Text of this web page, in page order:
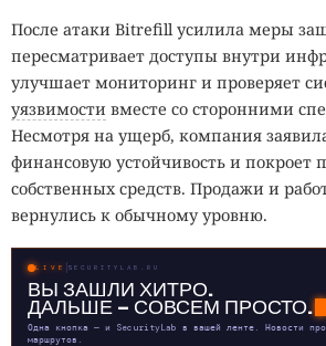
После атаки Bitrefill усилила меры
пересматривает доступы внутри
улучшает мониторинг и проверяет
уязвимости вместе со сторонними
Несмотря на ущерб, компания
финансовую устойчивость и покроет
собственных средств. Продажи и
вернулись к обычному уровню.
LIVE SECURITYLAB.RU
ВЫ ЗАШЛИ ХИТРО.
ДАЛЬШЕ — СОВСЕМ ПРОСТО.
Одна кнопка — и SecurityLab в вашей ленте. Новости про
маршрутов.